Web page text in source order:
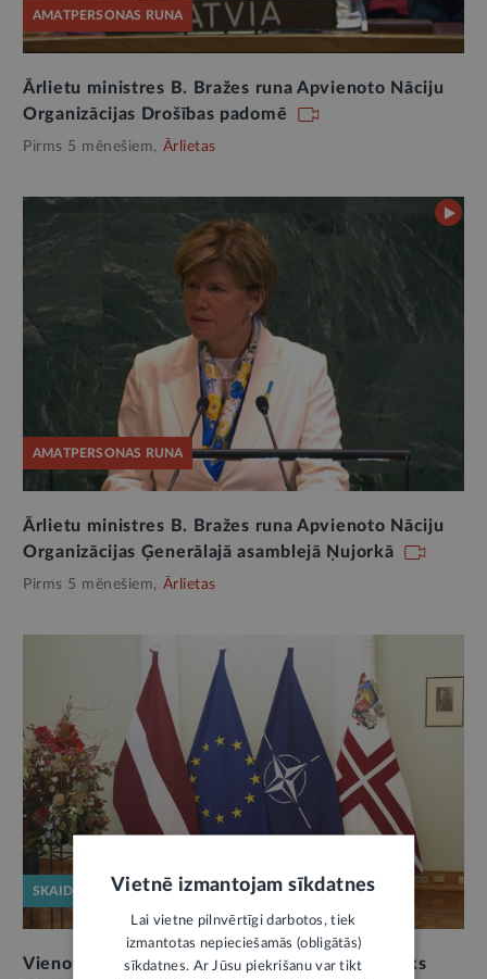
AMATPERSONAS RUNA
Ārlietu ministres B. Bražes runa Apvienoto Nāciju
Organizācijas Drošības padomē
Pirms 5 mēnešiem, Ārlietas
AMATPERSONAS RUNA
Ārlietu ministres B. Bražes runa Apvienoto Nāciju
Organizācijas Ģenerālajā asamblejā Ņujorkā
Pirms 5 mēnešiem, Ārlietas
SKAIDROJUMS
Vienota ārpolitika – konstitucionāls un politisks
Vietnē izmantojam sīkdatnes
Lai vietne pilnvērtīgi darbotos, tiek
izmantotas nepieciešamās (obligātās)
sīkdatnes. Ar Jūsu piekrišanu var tikt